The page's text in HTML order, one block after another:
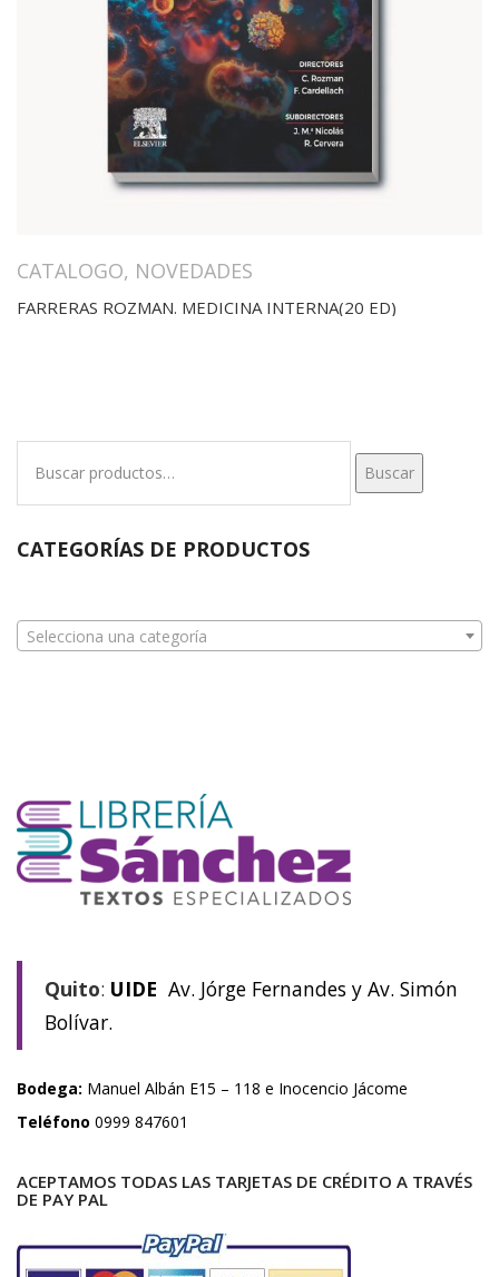
CATALOGO, NOVEDADES
FARRERAS ROZMAN. MEDICINA INTERNA(20 ED)
Buscar
CATEGORÍAS DE PRODUCTOS
Selecciona una categoría
Quito: UIDE Av. Jórge Fernandes y Av. Simón
Bolívar.
Bodega: Manuel Albán E15 – 118 e Inocencio Jácome
Teléfono 0999 847601
ACEPTAMOS TODAS LAS TARJETAS DE CRÉDITO A TRAVÉS
DE PAY PAL